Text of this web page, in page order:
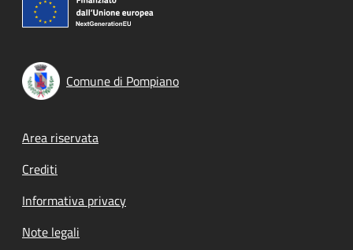
Comune di Pompiano
Footer menu
Area riservata
Crediti
Informativa privacy
Note legali